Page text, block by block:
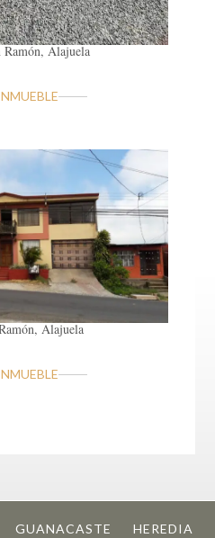
Ramón, Alajuela
Alajuela
GUANACASTE HEREDIA